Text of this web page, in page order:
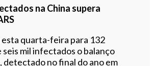
na China supera
esta quarta-feira para 132
seis mil infectados o balanço
detectado no final do ano em